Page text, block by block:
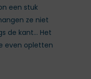
een stuk
ze niet
de kant… Het
even opletten